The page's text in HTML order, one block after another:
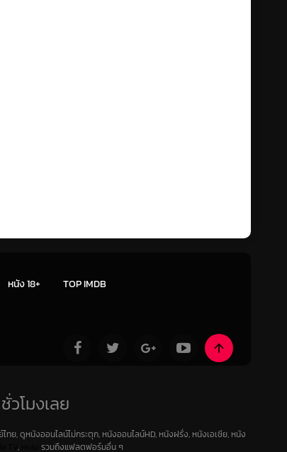
หนัง 18+ TOP IMDB
โมงเลย
, ดูหนังออนไลน์ไม่กระตุก, หนังออนไลน์HD, หนังฝรั่ง, หนังเอเชีย, หนัง
, รวมถึงแฟลตฟอร์มอื่น ๆ